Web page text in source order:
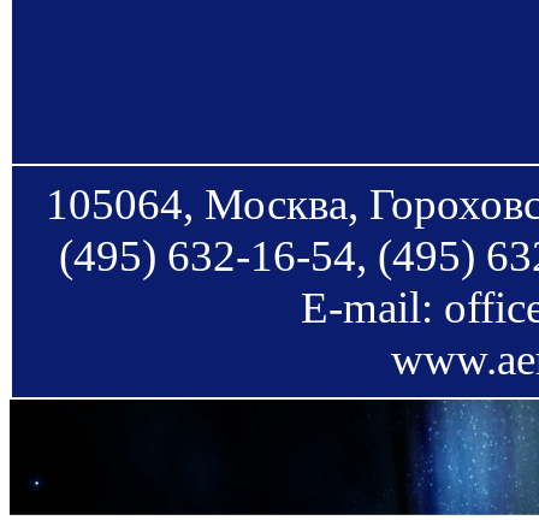
105064, Москва,
(495) 632-16-54, (495)
E-mail: